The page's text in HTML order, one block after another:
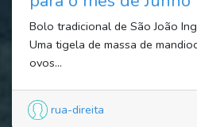
Bolo tradicional de São João
Uma tigela de massa de
ovos...
rua-direita